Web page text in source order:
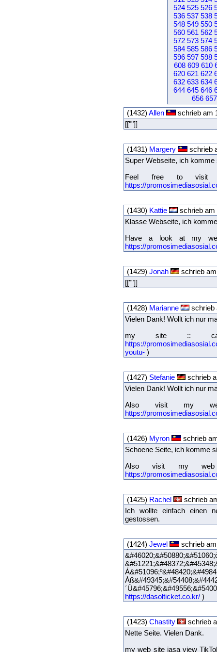
524 525 526
536 537 538
548 549 550
560 561 562
572 573 574
584 585 586
596 597 598
608 609 610
620 621 622
632 633 634
644 645 646
656 657
(1432) Allen
schrieb am
[[""]]
(1431) Margery
schrieb
Super Webseite, ich
Feel free to visit
https://
(1430) Kattie
schrieb
Klasse Webseite, ich
Have a look at my
https://
(1429) Jonah
schrieb
[[""]]
(1428) Marianne
schrieb
Vielen Dank! Wollt ich nur
my site :: cara
https://
youtu- )
(1427) Stefanie
schrieb
Vielen Dank! Wollt ich nur
Also visit my
https://
(1426) Myron
schrieb
Schoene Seite, ich komme
Also visit my web
https://
(1425) Rachel
schrieb
Ich wollte einfach einen
gestossen.
(1424) Jewel
schrieb
https://dasolticket.co.kr/ )
(1423) Chastity
schrieb
Nette Seite. Vielen Dank.
my web site jasa view